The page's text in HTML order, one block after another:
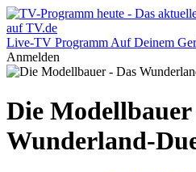
Live-TV Programm Auf Deinem
Anmelden
Die Modellbauer
Wunderland-